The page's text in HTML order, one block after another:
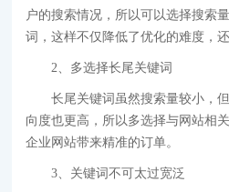
户的搜索情况，所以可以选择搜索
词，这样不仅降低了优化的难度，
2、多选择长尾关键词
长尾关键词虽然搜索量较小，
向度也更高，所以多选择与网站相
企业网站带来精准的订单。
3、关键词不可太过宽泛